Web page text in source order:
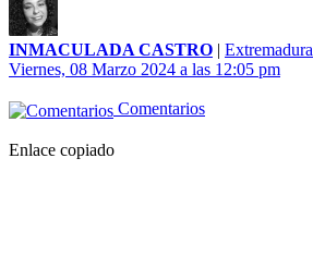
INMACULADA CASTRO | Extremadura
Viernes, 08 Marzo 2024 a las 12:05 pm
Comentarios
Enlace copiado